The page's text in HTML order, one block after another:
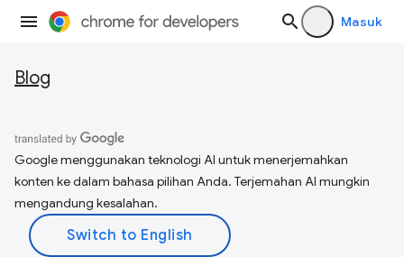
Masuk
Blog
Google menggunakan teknologi AI untuk menerjemahkan
konten ke dalam bahasa pilihan Anda. Terjemahan AI mungkin
mengandung kesalahan.